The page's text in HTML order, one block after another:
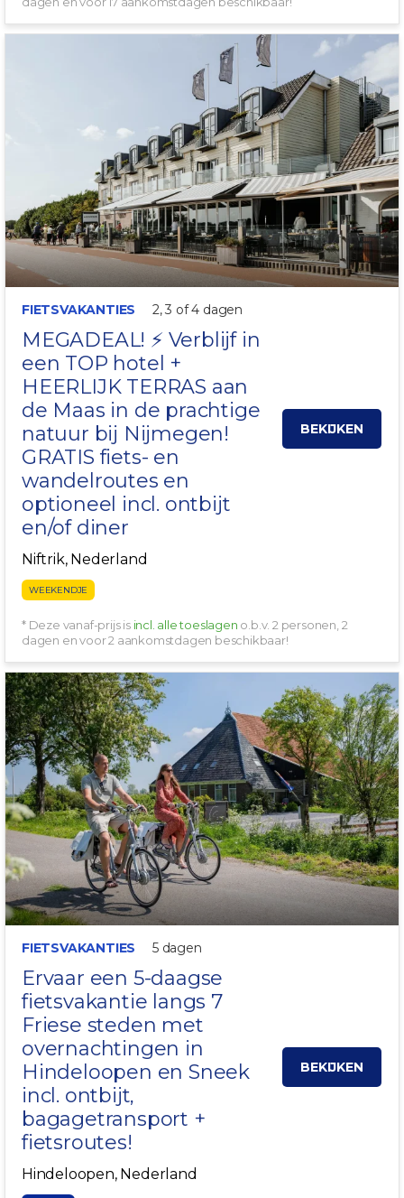
FIETSVAKANTIES 2, 3 of 4 dagen
MEGADEAL! ⚡ Verblijf in
een TOP hotel +
HEERLIJK TERRAS aan
de Maas in de prachtige
natuur bij Nijmegen!
GRATIS fiets- en
wandelroutes en
optioneel incl. ontbijt
en/of diner
Niftrik, Nederland
WEEKENDJE
BEKIJKEN
* Deze vanaf-prijs is incl. alle toeslagen o.b.v. 2 personen, 2
dagen en voor 2 aankomstdagen beschikbaar!
+ BAGAGETRANSPORT!
FIETSVAKANTIES 5 dagen
Ervaar een 5-daagse
fietsvakantie langs 7
Friese steden met
overnachtingen in
Hindeloopen en Sneek
incl. ontbijt,
bagagetransport +
fietsroutes!
Hindeloopen, Nederland
BEKIJKEN